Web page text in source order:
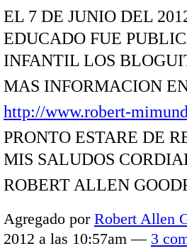
EL 7 DE JUNIO DEL
EDUCADO FUE
INFANTIL LOS
MAS INFORMACION
http://www.robert-
PRONTO ESTARE DE
MIS SALUDOS
ROBERT ALLEN
Agregado por Robert Allen
2012 a las 10:57am — 3